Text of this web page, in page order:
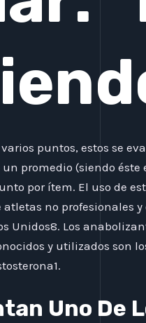
puntos, estos se
promedio (siendo
por ítem. El uso de
atletas no
Unidos8. Los
y utilizados son
Uno De